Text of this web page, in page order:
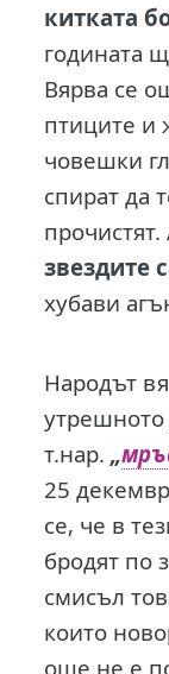
китката
годината
Вярва се
птиците и
човешки
спират да
звездите
хубави
Народът
утрешното
т.нар.„
25
се, че в
бродят по
смисъл
които
още не е